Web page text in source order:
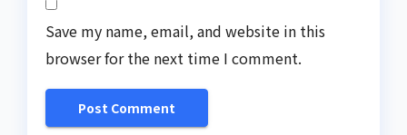
Save my name, email, and website in this
browser for the next time I comment.